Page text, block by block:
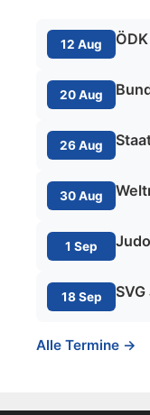
12 Aug
20 Aug
26 Aug
30 Aug
1 Sep
18 Sep
Alle Termine →